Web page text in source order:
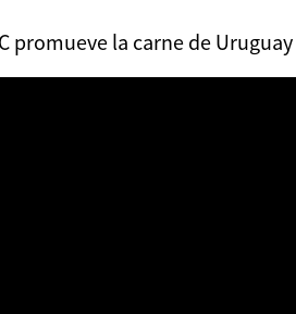
promueve la carne de